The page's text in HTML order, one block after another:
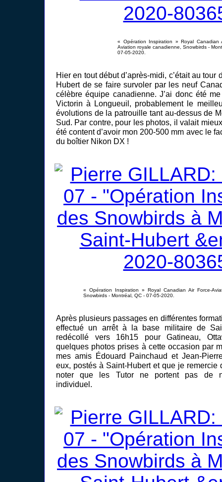
« Opération Inspiration » Royal Canadian
Aviation royale canadienne, Snowbirds -
07-05-2020.
Hier en tout début d’après-midi, c’était au tour
Hubert de se faire survoler par les neuf
célèbre équipe canadienne. J’ai donc été
Victorin à Longueuil, probablement le
évolutions de la patrouille tant au-dessus de
Sud. Par contre, pour les photos, il valait
été content d’avoir mon 200-500 mm avec le
du boîtier Nikon DX !
« Opération Inspiration » Royal Canadian Air Force-
Snowbirds - Montréal, QC - 07-05-2020.
Après plusieurs passages en différentes
effectué un arrêt à la base militaire de
redécollé vers 16h15 pour Gatineau,
quelques photos prises à cette occasion par
mes amis Édouard Painchaud et Jean-
eux, postés à Saint-Hubert et que je remercie
noter que les Tutor ne portent pas de
individuel.